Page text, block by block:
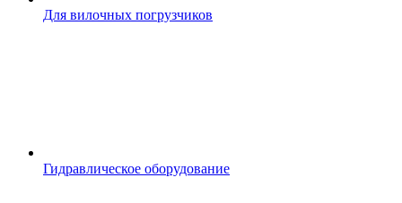
Для вилочных погрузчиков
Гидравлическое оборудование